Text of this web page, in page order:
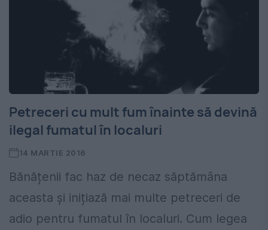
Petreceri cu mult fum înainte să devină
ilegal fumatul în localuri
14 MARTIE 2016
Bănățenii fac haz de necaz săptămâna
aceasta și inițiază mai multe petreceri de
adio pentru fumatul în localuri. Cum legea